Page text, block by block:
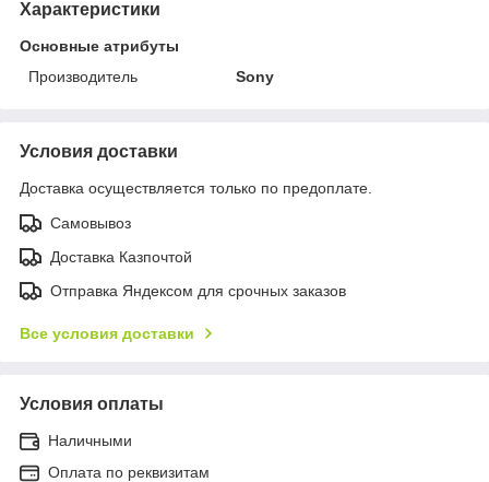
Характеристики
Основные атрибуты
Производитель
Sony
Условия доставки
Доставка осуществляется только по предоплате.
Самовывоз
Доставка Казпочтой
Отправка Яндексом для срочных заказов
Все условия доставки
Условия оплаты
Наличными
Оплата по реквизитам